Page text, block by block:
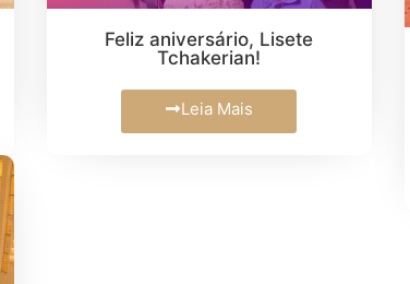
Feliz aniversário, Lisete
Tchakerian!
Leia Mais